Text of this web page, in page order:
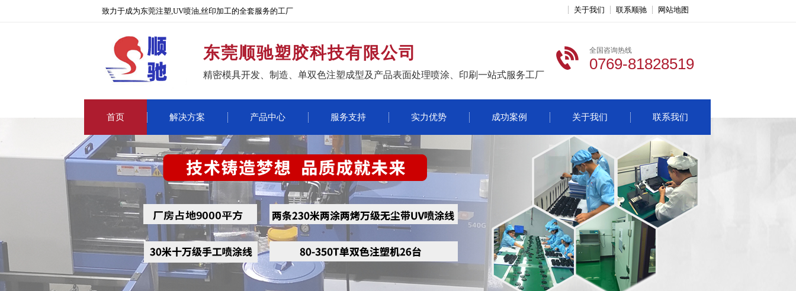
致力于成为东莞注塑,UV喷油,丝印加工的全套服务的工厂 关于我们 联系顺驰 网站地图
东莞顺驰塑胶科技有限公司
精密模具开发、制造、单双色注塑成型及产品表面处理喷涂、印刷一站式服务工厂
全国咨询热线
0769-81828519
首页 解决方案 产品中心 服务支持 实力优势 成功案例 关于我们 联系我们